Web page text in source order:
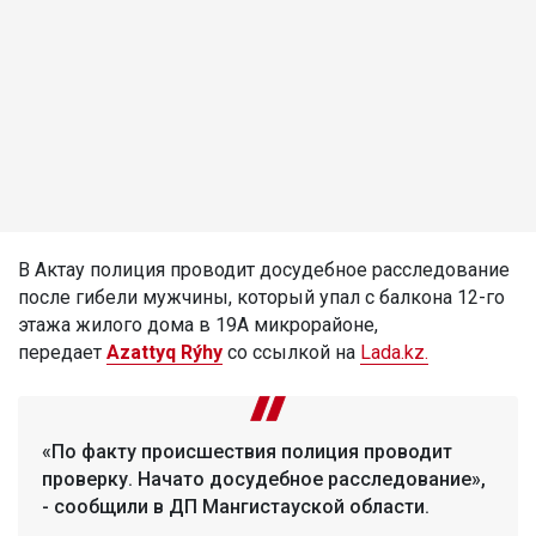
В Актау полиция проводит досудебное расследование
после гибели мужчины, который упал с балкона 12-го
этажа жилого дома в 19А микрорайоне,
передает Azattyq Rýhy со ссылкой на Lada.kz.
«По факту происшествия полиция проводит
проверку. Начато досудебное расследование»,
- сообщили в ДП Мангистауской области.